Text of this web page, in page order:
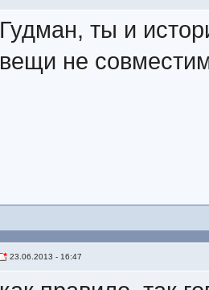
Гудман, ты и
вещи не
23.06.2013 - 16:47